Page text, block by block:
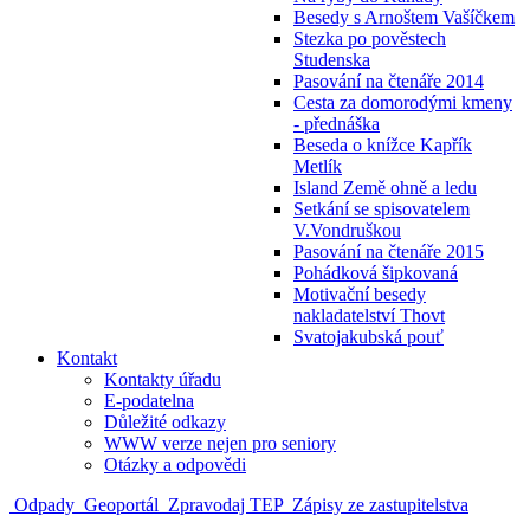
Besedy s Arnoštem Vašíčkem
Stezka po pověstech
Studenska
Pasování na čtenáře 2014
Cesta za domorodými kmeny
- přednáška
Beseda o knížce Kapřík
Metlík
Island Země ohně a ledu
Setkání se spisovatelem
V.Vondruškou
Pasování na čtenáře 2015
Pohádková šipkovaná
Motivační besedy
nakladatelství Thovt
Svatojakubská pouť
Kontakt
Kontakty úřadu
E-podatelna
Důležité odkazy
WWW verze nejen pro seniory
Otázky a odpovědi
Odpady Geoportál Zpravodaj TEP Zápisy ze zastupitelstva